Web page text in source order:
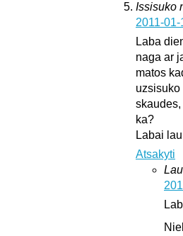
Issisuko
2011-
Laba
naga ar
matos
uzsisuko
ka?
Labai
Atsakyti